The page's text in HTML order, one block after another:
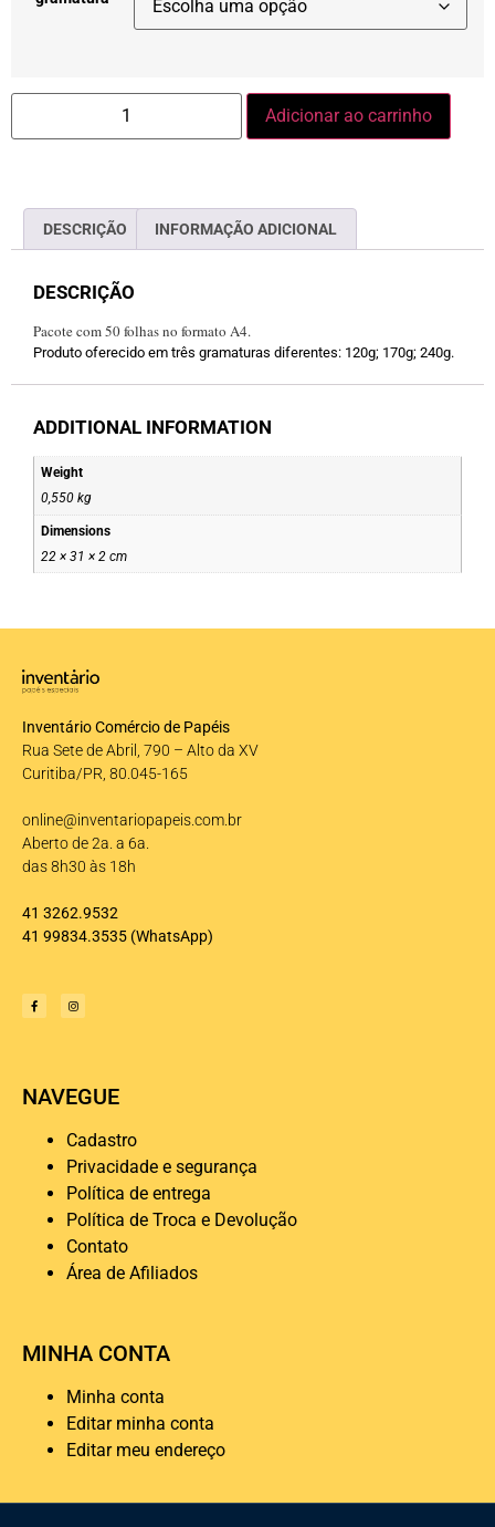
Adicionar ao carrinho
DESCRIÇÃO INFORMAÇÃO ADICIONAL
DESCRIÇÃO
Pacote com 50 folhas no formato A4.
Produto oferecido em três gramaturas diferentes: 120g; 170g; 240g.
ADDITIONAL INFORMATION
Weight
0,550 kg
Dimensions
22 × 31 × 2 cm
Inventário Comércio de Papéis
Rua Sete de Abril, 790 – Alto da XV
Curitiba/PR, 80.045-165
online@inventariopapeis.com.br
Aberto de 2a. a 6a.
das 8h30 às 18h
41 3262.9532
41 99834.3535 (WhatsApp)
NAVEGUE
Cadastro
Privacidade e segurança
Política de entrega
Política de Troca e Devolução
Contato
Área de Afiliados
MINHA CONTA
Minha conta
Editar minha conta
Editar meu endereço